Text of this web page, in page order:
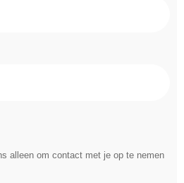
alleen om contact met je op te nemen